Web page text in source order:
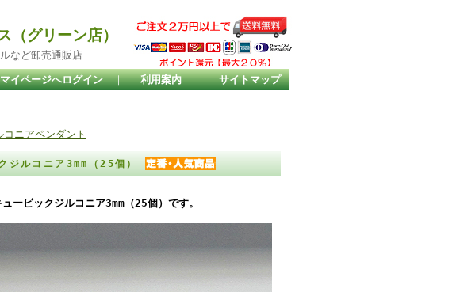
グリーン店）
など卸売通販店
イページへログイン ｜ 利用案内 ｜ サイトマップ
ニアペンダント
ジルコニア3mm（25個）
ビックジルコニア3mm（25個）です。